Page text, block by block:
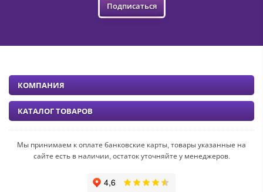
Подписаться
Мы принимаем к оплате банковские карты, товары указанные на
сайте есть в наличии, остаток уточняйте у менеджеров.
КОМПАНИЯ
КАТАЛОГ ТОВАРОВ